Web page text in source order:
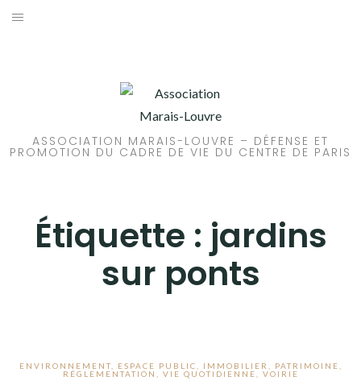
Aller
ASSOCIATION MARAIS-LOUVRE – DÉFENSE ET
PROMOTION DU CADRE DE VIE DU CENTRE DE PARIS
Étiquette : jardins
sur ponts
ENVIRONNEMENT, ESPACE PUBLIC IMMOBILIER PATRIMOINE
RÉGLEMENTATION
VIE QUOTIDIENNE VOIRIE
PROPRETÉ
RÉGLEMENTATION